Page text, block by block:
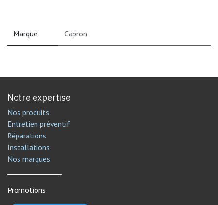
Marque Capron
Notre expertise
Nos produits
Entretien préventif
Réparations
Installations
Nos marques
Promotions